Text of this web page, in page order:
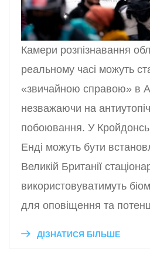
Камери розпізнавання
реальному часі можуть
«звичайною справою» в
незважаючи на
побоювання. У
Енді можуть бути
Великій Британії
використовуватимуть
для оповіщення та
ДІЗНАТИСЯ БІЛЬШЕ